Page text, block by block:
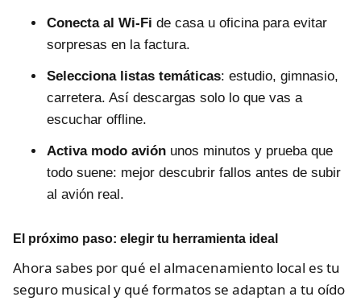
Conecta al Wi‑Fi de casa u oficina para evitar
sorpresas en la factura.
Selecciona listas temáticas: estudio, gimnasio,
carretera. Así descargas solo lo que vas a
escuchar offline.
Activa modo avión unos minutos y prueba que
todo suene: mejor descubrir fallos antes de subir
al avión real.
El próximo paso: elegir tu herramienta ideal
Ahora sabes por qué el almacenamiento local es tu
seguro musical y qué formatos se adaptan a tu oído